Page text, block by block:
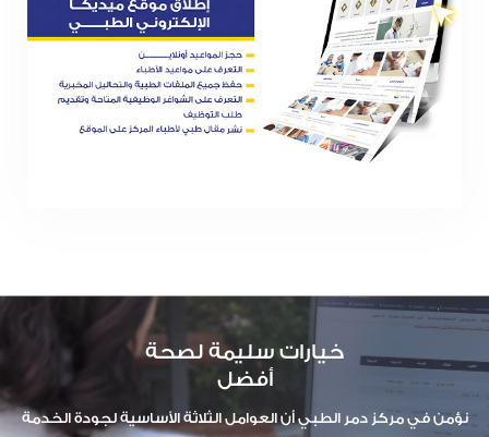
خيارات سليمة لصحة
أفضل
نؤمن في مركز دمر الطبي أن العوامل الثلاثة الأساسية لجودة الخدمة